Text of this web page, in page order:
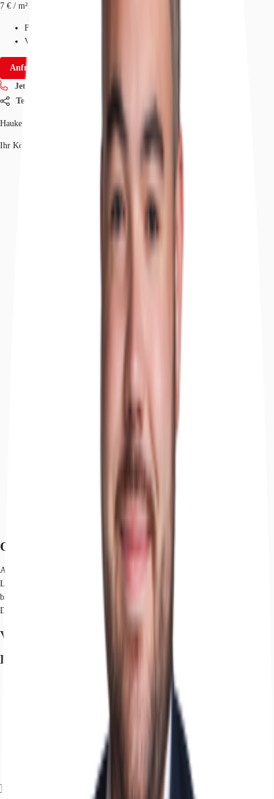
7 € / m²
Fläche
Verfügbarkeit
Anfrage senden
Jetzt anrufen
Teilen
Hauke Haupt
Ihr Kontakt
Objekt
Auf dem ca. 32.400 m² großen Grundstück befindet sich die moderne
Logistikimmobilie, welche sich in der direkten Nähe zum logport I & II
befindet. Daher ist die Immobilie indirekt trimodal angebunden.
Durchgehender 24/7-Betrieb in der Halle möglich.
Verfügbare Fläche
Lage und Verkehrsanbindung
Hafen, Duisburg, Fahrzeit: 14 min
Flughafen, Düsseldorf, Fahrzeit: 19 min
Bundesautobahn, A 59, Fahrzeit: 8 min
Bundesautobahn, A 40, Fahrzeit: 13 min
Bundesstraße, B 288, Fahrzeit: 6 min
Bundesstraße, B 8, Fahrzeit: 10 min
Exposé herunterladen